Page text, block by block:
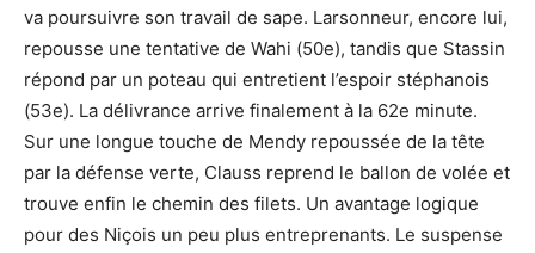
va poursuivre son travail de sape. Larsonneur, encore lui,
repousse une tentative de Wahi (50e), tandis que Stassin
répond par un poteau qui entretient l’espoir stéphanois
(53e). La délivrance arrive finalement à la 62e minute.
Sur une longue touche de Mendy repoussée de la tête
par la défense verte, Clauss reprend le ballon de volée et
trouve enfin le chemin des filets. Un avantage logique
pour des Niçois un peu plus entreprenants. Le suspense